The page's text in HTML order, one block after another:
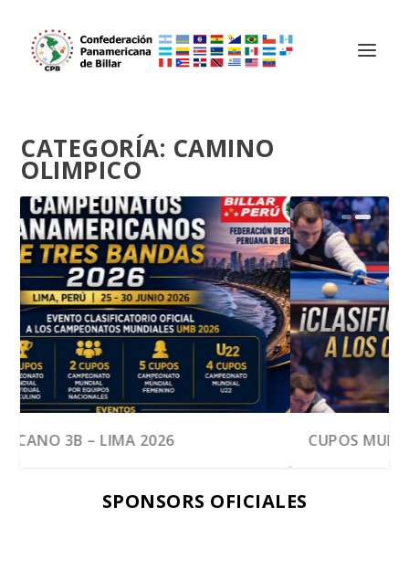
CATEGORÍA: CAMINO
OLIMPICO
PANAMERICANO 3B – LIMA 2026
CUPOS MUNDIALES
SPONSORS OFICIALES